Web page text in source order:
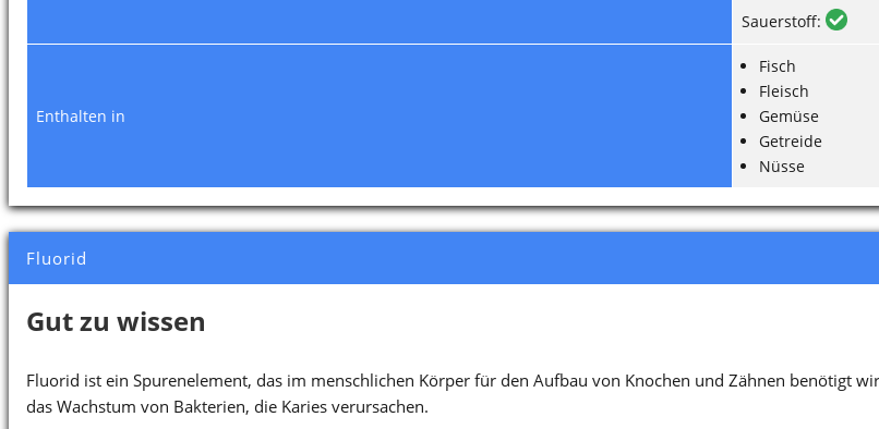
Sauerstoff:
Enthalten in
Fisch
Fleisch
Gemüse
Getreide
Nüsse
Fluorid
Gut zu wissen
Fluorid ist ein Spurenelement, das im menschlichen Körper für den Aufbau von Knochen und Zähnen benötigt
das Wachstum von Bakterien, die Karies verursachen.